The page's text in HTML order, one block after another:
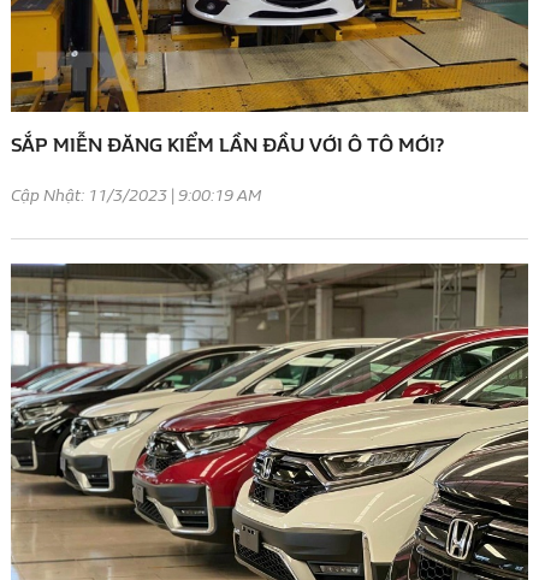
SẮP MIỄN ĐĂNG KIỂM LẦN ĐẦU VỚI Ô TÔ MỚI?
Cập Nhật: 11/3/2023 | 9:00:19 AM